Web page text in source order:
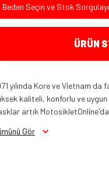
Beden Seçin ve Stok
ÜRÜN
yılında Kore ve Vietnam
kaliteli, konforlu ve
artık
Gör